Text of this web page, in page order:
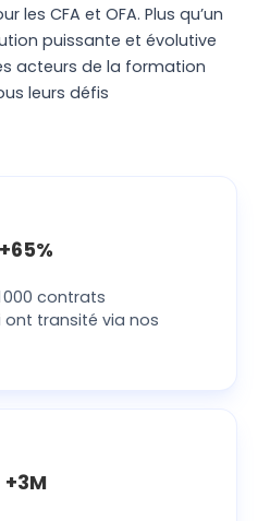
les CFA et OFA. Plus qu’un
puissante et évolutive
acteurs de la formation
leurs défis
+65%
000 contrats
ont transité via nos
+3M